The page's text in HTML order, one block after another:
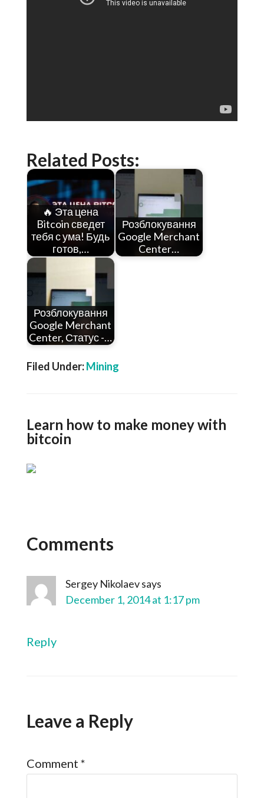
Related Posts:
🔥 Эта цена
Bitcoin сведет
тебя с ума! Будь
готов,…
Розблокування
Google Merchant
Center…
Розблокування
Google Merchant
Center, Статус -…
Filed Under:Mining
Learn how to make money with
bitcoin
Comments
Sergey Nikolaevsays
December 1, 2014 at 1:17 pm
Reply
Leave a Reply
Comment *